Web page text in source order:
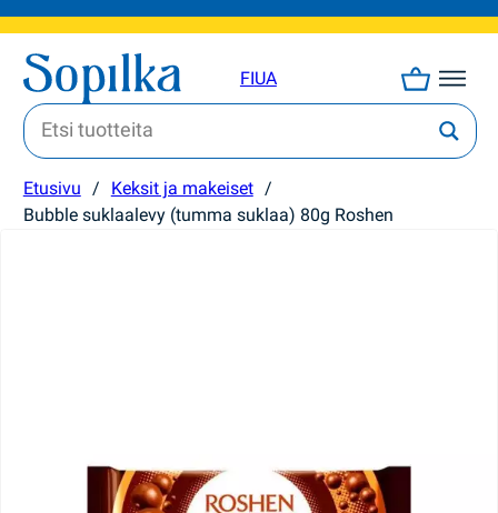
FIUA
Etusivu / Keksit ja makeiset /
Bubble suklaalevy (tumma suklaa) 80g Roshen